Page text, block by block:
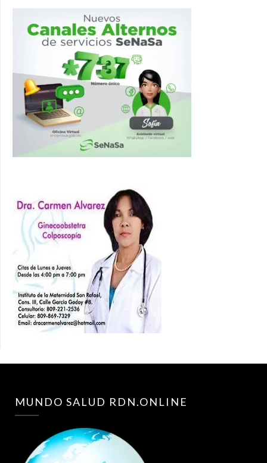
MUNDO SALUD RDN.ONLINE